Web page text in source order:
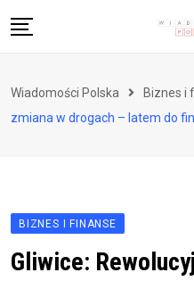
to
Zdrowie i styl życia
Wiadomości Polska Biznes i
zmiana w drogach – latem do
BIZNES I FINANSE
Gliwice: